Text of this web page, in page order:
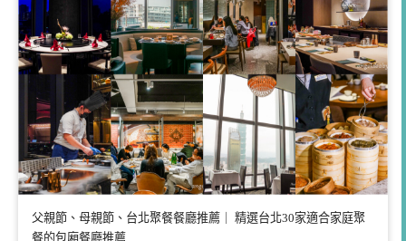
父親節、母親節、台北聚餐餐廳推薦｜ 精選台北30家適合家庭聚
餐的包廂餐廳推薦